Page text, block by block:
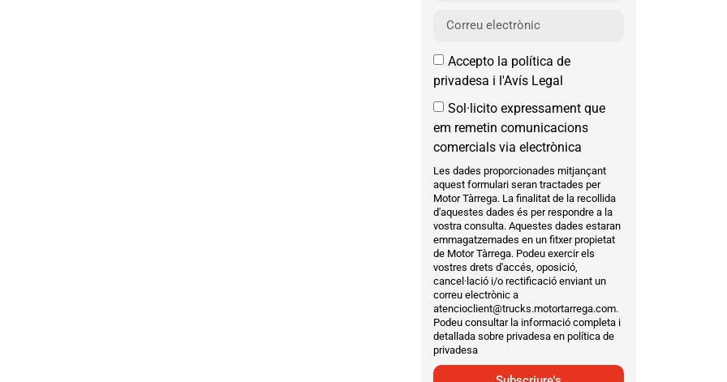
Accepto la política de
privadesa i l'Avís Legal
Sol·licito expressament que
em remetin comunicacions
comercials via electrònica
Les dades proporcionades mitjançant
aquest formulari seran tractades per
Motor Tàrrega. La finalitat de la recollida
d'aquestes dades és per respondre a la
vostra consulta. Aquestes dades estaran
emmagatzemades en un fitxer propietat
de Motor Tàrrega. Podeu exercir els
vostres drets d'accés, oposició,
cancel·lació i/o rectificació enviant un
correu electrònic a
atencioclient@trucks.motortarrega.com.
Podeu consultar la informació completa i
detallada sobre privadesa en política de
privadesa